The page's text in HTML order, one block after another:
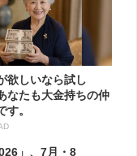
欲しいなら試し
なたも大金持ちの仲
す。
」、7月・8